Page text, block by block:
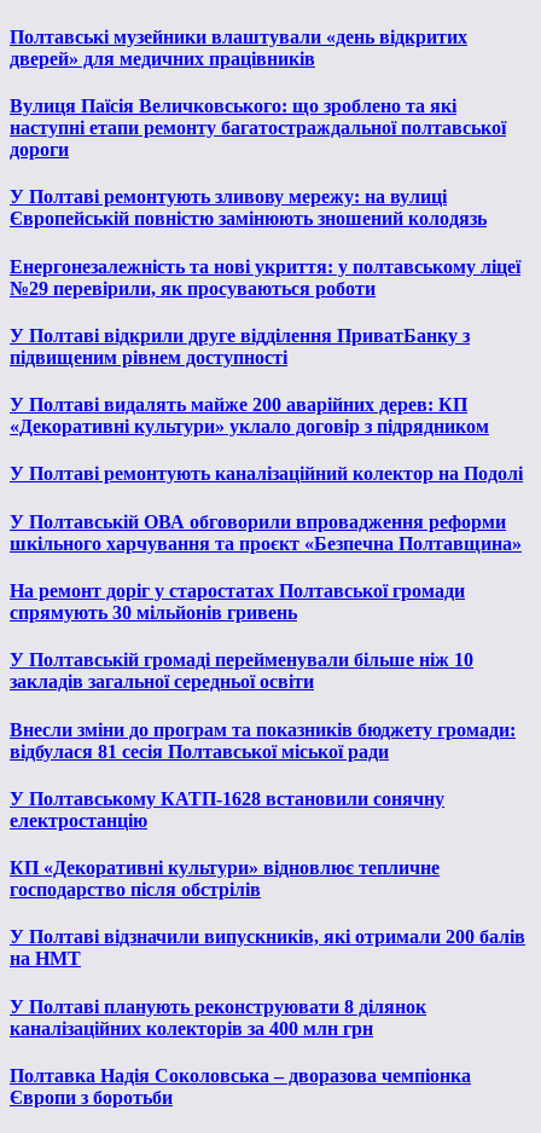
Полтавські музейники влаштували «день відкритих
дверей» для медичних працівників
Вулиця Паїсія Величковського: що зроблено та які
наступні етапи ремонту багатостраждальної полтавської
дороги
У Полтаві ремонтують зливову мережу: на вулиці
Європейській повністю замінюють зношений колодязь
Енергонезалежність та нові укриття: у полтавському ліцеї
№29 перевірили, як просуваються роботи
У Полтаві відкрили друге відділення ПриватБанку з
підвищеним рівнем доступності
У Полтаві видалять майже 200 аварійних дерев: КП
«Декоративні культури» уклало договір з підрядником
У Полтаві ремонтують каналізаційний колектор на Подолі
У Полтавській ОВА обговорили впровадження реформи
шкільного харчування та проєкт «Безпечна Полтавщина»
На ремонт доріг у старостатах Полтавської громади
спрямують 30 мільйонів гривень
У Полтавській громаді перейменували більше ніж 10
закладів загальної середньої освіти
Внесли зміни до програм та показників бюджету громади:
відбулася 81 сесія Полтавської міської ради
У Полтавському КАТП-1628 встановили сонячну
електростанцію
КП «Декоративні культури» відновлює тепличне
господарство після обстрілів
У Полтаві відзначили випускників, які отримали 200 балів
на НМТ
У Полтаві планують реконструювати 8 ділянок
каналізаційних колекторів за 400 млн грн
Полтавка Надія Соколовська – дворазова чемпіонка
Європи з боротьби